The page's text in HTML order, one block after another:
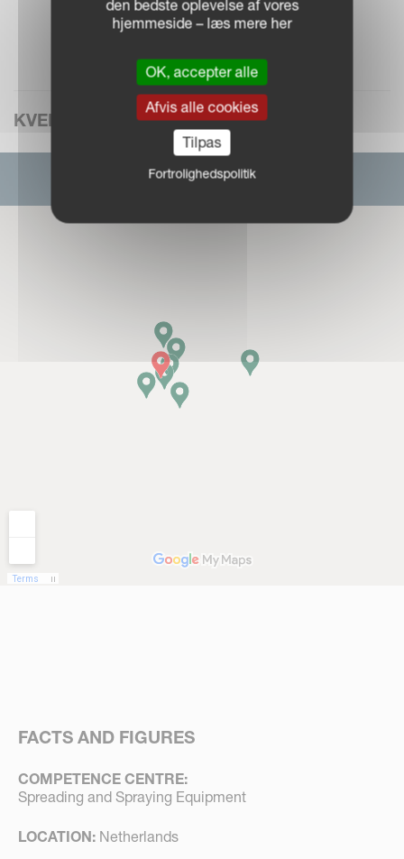
KVERNELAND GROUP PRESENCE
FACTS AND FIGURES
COMPETENCE CENTRE:
Spreading and Spraying Equipment
LOCATION: Netherlands
den bedste oplevelse af vores
hjemmeside – læs mere her
OK, accepter alle
Afvis alle cookies
Tilpas
Fortrolighedspolitik